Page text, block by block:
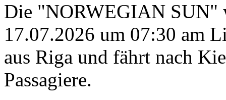
Die "NORWEGIAN SUN"
17.07.2026 um 07:30 am
aus Riga und fährt nach
Passagiere.